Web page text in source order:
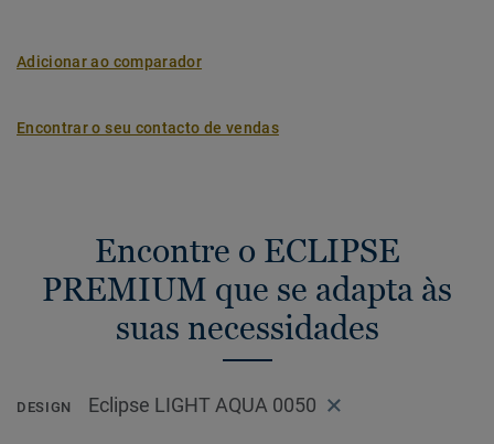
Adicionar ao comparador
Encontrar o seu contacto de vendas
Encontre o ECLIPSE
PREMIUM que se adapta às
suas necessidades
DESIGN Eclipse LIGHT AQUA 0050